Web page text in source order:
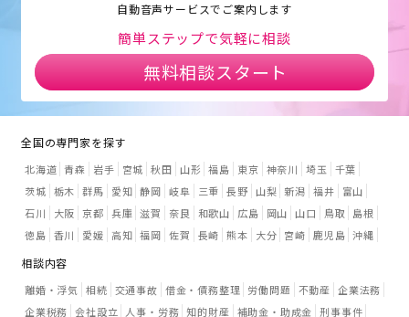
自動音声サービスでご案内します
簡単ステップで気軽に相談
無料相談スタート
全国の専門家を探す
北海道 青森 岩手 宮城 秋田 山形 福島 東京 神奈川 埼玉
千葉
茨城 栃木 群馬 愛知 静岡 岐阜 三重 長野 山梨 新潟 福井
富山
石川
大阪 京都 兵庫 滋賀 奈良 和歌山 広島 岡山 山口 鳥取
島根
徳島 香川 愛媛 高知 福岡 佐賀 長崎 熊本 大分 宮崎 鹿児島 沖縄
相談内容
離婚・浮気 相続 交通事故 借金・債務整理 労働問題 不動産 企業法務
企業税務 会社設立 人事・労務 知的財産 補助金・助成金 刑事事件